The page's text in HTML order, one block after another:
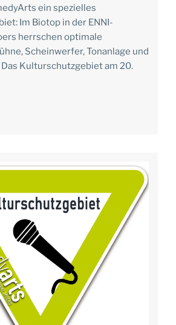
ein spezielles
Im Biotop in der ENNI-
herrschen optimale
Scheinwerfer, Tonanlage und
Das Kulturschutzgebiet am 20.